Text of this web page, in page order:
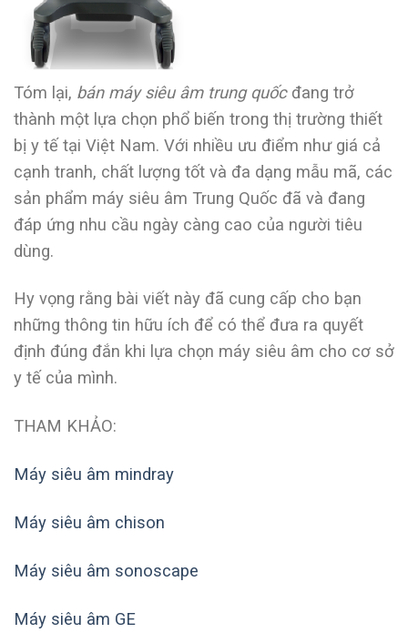
Tóm lại, bán máy siêu âm trung quốcđang trở
thành một lựa chọn phổ biến trong thị trường thiết
bị y tế tại Việt Nam. Với nhiều ưu điểm như giá cả
cạnh tranh, chất lượng tốt và đa dạng mẫu mã, các
sản phẩm máy siêu âm Trung Quốc đã và đang
đáp ứng nhu cầu ngày càng cao của người tiêu
dùng.
Hy vọng rằng bài viết này đã cung cấp cho bạn
những thông tin hữu ích để có thể đưa ra quyết
định đúng đắn khi lựa chọn máy siêu âm cho cơ sở
y tế của mình.
THAM KHẢO:
Máy siêu âm mindray
Máy siêu âm chison
Máy siêu âm sonoscape
Máy siêu âm GE